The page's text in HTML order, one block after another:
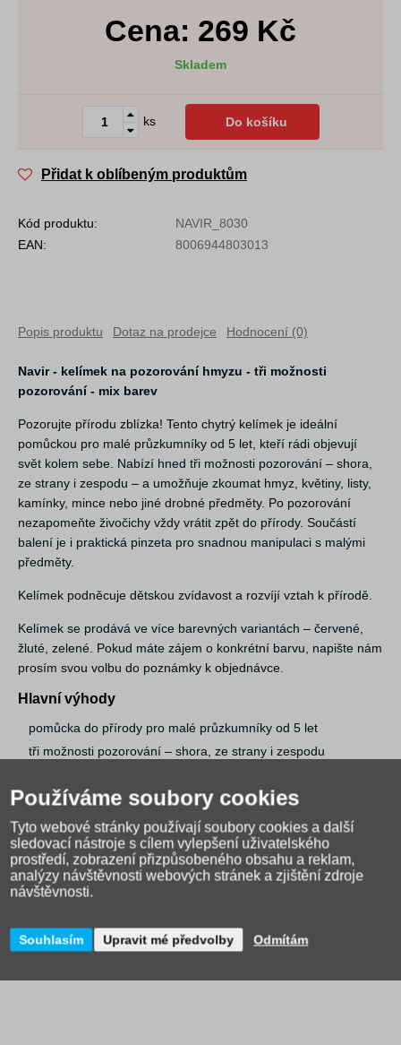
Cena: 269 Kč
Skladem
ks Do košíku
Přidat k oblíbeným produktům
Kód produktu:
NAVIR_8030
EAN:
8006944803013
Popis produktu Dotaz na prodejce Hodnocení (0)
Navir - kelímek na pozorování hmyzu - tři možnosti
pozorování - mix barev
Pozorujte přírodu zblízka! Tento chytrý kelímek je ideální
pomůckou pro malé průzkumníky od 5 let, kteří rádi objevují
svět kolem sebe. Nabízí hned tři možnosti pozorování – shora,
ze strany i zespodu – a umožňuje zkoumat hmyz, květiny, listy,
kamínky, mince nebo jiné drobné předměty. Po pozorování
nezapomeňte živočichy vždy vrátit zpět do přírody. Součástí
balení je i praktická pinzeta pro snadnou manipulaci s malými
předměty.
Kelímek podněcuje dětskou zvídavost a rozvíjí vztah k přírodě.
Kelímek se prodává ve více barevných variantách – červené,
žluté, zelené. Pokud máte zájem o konkrétní barvu, napište nám
prosím svou volbu do poznámky k objednávce.
Hlavní výhody
pomůcka do přírody pro malé průzkumníky od 5 let
tři možnosti pozorování – shora, ze strany i zespodu
Parametry produktu
Velká čočka: průměr 45 mm
Malá čočka: průměr 32 mm
Zvětšení: 2× až 4×
Rozměry: 7 x 8,5 x 13,5
Používáme soubory cookies
Tyto webové stránky používají soubory cookies a další
sledovací nástroje s cílem vylepšení uživatelského
prostředí, zobrazení přizpůsobeného obsahu a reklam,
analýzy návštěvnosti webových stránek a zjištění zdroje
návštěvnosti.
Souhlasím Upravit mé předvolby Odmítám